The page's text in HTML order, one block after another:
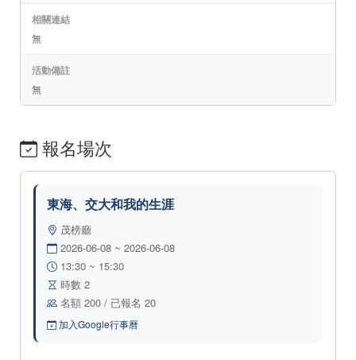
相關連結
無
活動備註
無
報名場次
東海、交大和我的生涯
茂榜廳
2026-06-08 ~ 2026-06-08
13:30 ~ 15:30
時數 2
名額 200 / 已報名 20
加入Google行事曆